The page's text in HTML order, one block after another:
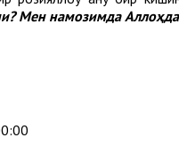
Мен намозимда